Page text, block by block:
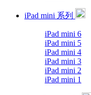
iPad mini 系列
iPad mini 6
iPad mini 5
iPad mini 4
iPad mini 3
iPad mini 2
iPad mini 1